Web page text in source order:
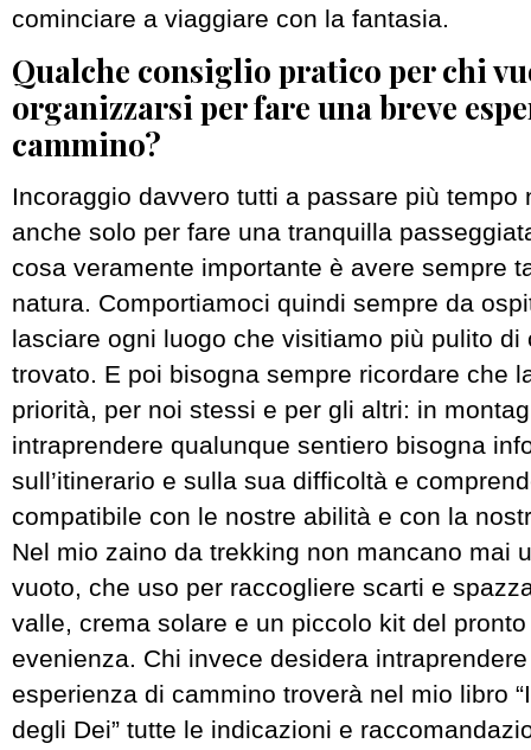
cominciare a viaggiare con la fantasia.
Qualche consiglio pratico per chi
organizzarsi per fare una breve
cammino?
Incoraggio davvero tutti a passare più tempo
anche solo per fare una tranquilla
cosa veramente importante è avere sempre
natura. Comportiamoci quindi sempre da
lasciare ogni luogo che visitiamo più pulito di
trovato. E poi bisogna sempre ricordare che
priorità, per noi stessi e per gli altri: in
intraprendere qualunque sentiero bisogna
sull’itinerario e sulla sua difficoltà e
compatibile con le nostre abilità e con la
Nel mio zaino da trekking non mancano mai
vuoto, che uso per raccogliere scarti e
valle, crema solare e un piccolo kit del
evenienza. Chi invece desidera
esperienza di cammino troverà nel mio libro
degli Dei” tutte le indicazioni e